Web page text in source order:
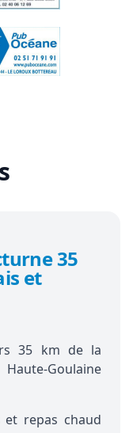
35
et
35 km de la
Goulaine
repas chaud